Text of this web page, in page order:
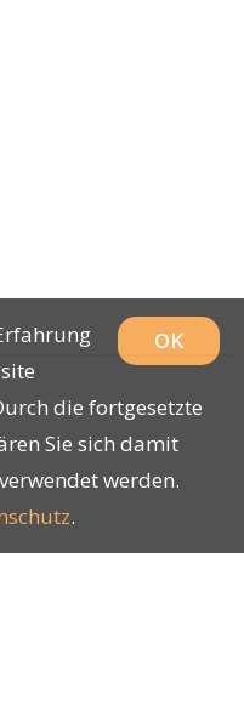
OK
die fortgesetzte
Sie sich damit
werden.
.